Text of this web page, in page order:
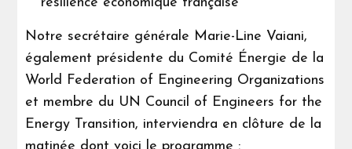
Notre secrétaire générale Marie-Line Vaiani,
également présidente du Comité Énergie de la
World Federation of Engineering Organizations
et membre du UN Council of Engineers for the
Energy Transition, interviendra en clôture de la